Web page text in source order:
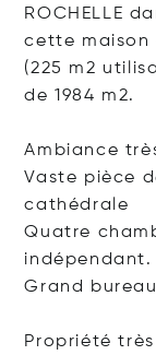
ROCHELLE
cette maison
(225 m2
de 1984 m2.
Ambiance
Vaste pièce
cathédrale
Quatre
indépendant.
Grand
Propriété